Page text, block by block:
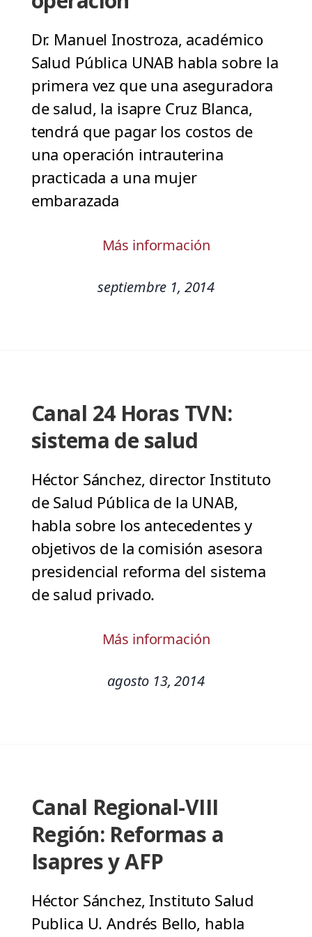
Dr. Manuel Inostroza, académico
Salud Pública UNAB habla sobre la
primera vez que una aseguradora
de salud, la isapre Cruz Blanca,
tendrá que pagar los costos de
una operación intrauterina
practicada a una mujer
embarazada
Más información
septiembre 1, 2014
Canal 24 Horas TVN:
sistema de salud
Héctor Sánchez, director Instituto
de Salud Pública de la UNAB,
habla sobre los antecedentes y
objetivos de la comisión asesora
presidencial reforma del sistema
de salud privado.
Más información
agosto 13, 2014
Canal Regional-VIII
Región: Reformas a
Isapres y AFP
Héctor Sánchez, Instituto Salud
Publica U. Andrés Bello, habla